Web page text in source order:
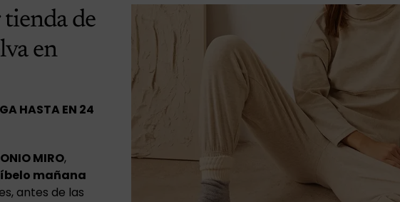
de
en
HASTA EN 24
MIRO,
mañana
antes de las